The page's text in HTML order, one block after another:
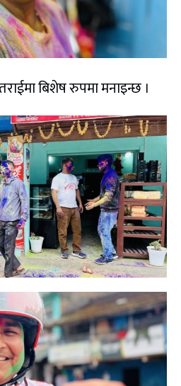
बिशेष रुपमा मनाइन्छ ।